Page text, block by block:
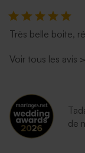
Très belle boite,
Voir tous les avis >
de